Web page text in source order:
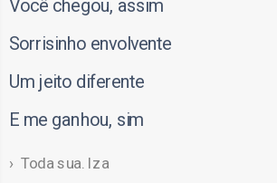
Você chegou, assim
Sorrisinho envolvente
Um jeito diferente
E me ganhou, sim
Toda sua. Iza